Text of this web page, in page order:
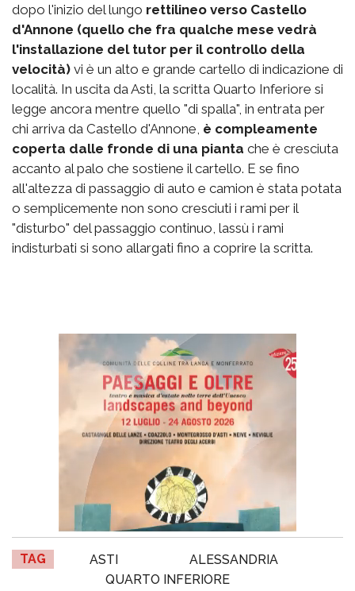
dopo l'inizio del lungo rettilineo verso Castello
d'Annone (quello che fra qualche mese vedrà
l'installazione del tutor per il controllo della
velocità) vi è un alto e grande cartello di indicazione di
località. In uscita da Asti, la scritta Quarto Inferiore si
legge ancora mentre quello "di spalla", in entrata per
chi arriva da Castello d'Annone, è compleamente
coperta dalle fronde di una pianta che è cresciuta
accanto al palo che sostiene il cartello. E se fino
all'altezza di passaggio di auto e camion è stata potata
o semplicemente non sono cresciuti i rami per il
"disturbo" del passaggio continuo, lassù i rami
indisturbati si sono allargati fino a coprire la scritta.
TAG ASTI
ALESSANDRIA
QUARTO INFERIORE